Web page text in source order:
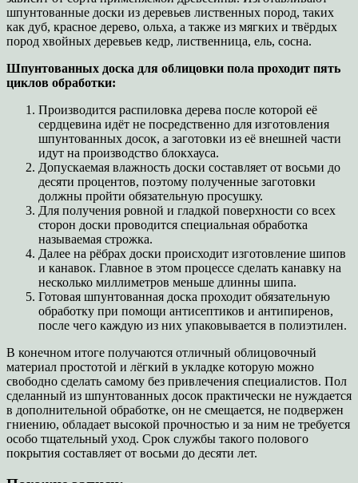
шпунтованные доски из деревьев лиственных пород, таких
как дуб, красное дерево, ольха, а также из мягких и твёрдых
пород хвойных деревьев кедр, лиственница, ель, сосна.
Шпунтованных доска для облицовки пола проходит пять
циклов обработки:
Производится распиловка дерева после которой её
сердцевина идёт не посредственно для изготовления
шпунтованных досок, а заготовки из её внешней части
идут на производство блокхауса.
Допускаемая влажность доски составляет от восьми до
десяти процентов, поэтому полученные заготовки
должны пройти обязательную просушку.
Для получения ровной и гладкой поверхности со всех
сторон доски проводится специальная обработка
называемая строжка.
Далее на рёбрах доски происходит изготовление шипов
и канавок. Главное в этом процессе сделать канавку на
несколько миллиметров меньше длинны шипа.
Готовая шпунтованная доска проходит обязательную
обработку при помощи антисептиков и антипиренов,
после чего каждую из них упаковывается в полиэтилен.
В конечном итоге получаются отличный облицовочный
материал простотой и лёгкий в укладке которую можно
свободно сделать самому без привлечения специалистов. Пол
сделанный из шпунтованных досок практически не нуждается
в дополнительной обработке, он не смещается, не подвержен
гниению, обладает высокой прочностью и за ним не требуется
особо тщательный уход. Срок службы такого полового
покрытия составляет от восьми до десяти лет.